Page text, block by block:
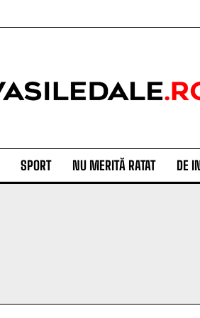
SPORT NU MERITĂ RATAT DE